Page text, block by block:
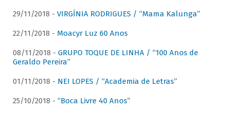
29/11/2018 - VIRGÍNIA RODRIGUES / “Mama Kalunga”
22/11/2018 - Moacyr Luz 60 Anos
08/11/2018 - GRUPO TOQUE DE LINHA / “100 Anos de
Geraldo Pereira”
01/11/2018 - NEI LOPES / “Academia de Letras”
25/10/2018 - “Boca Livre 40 Anos”